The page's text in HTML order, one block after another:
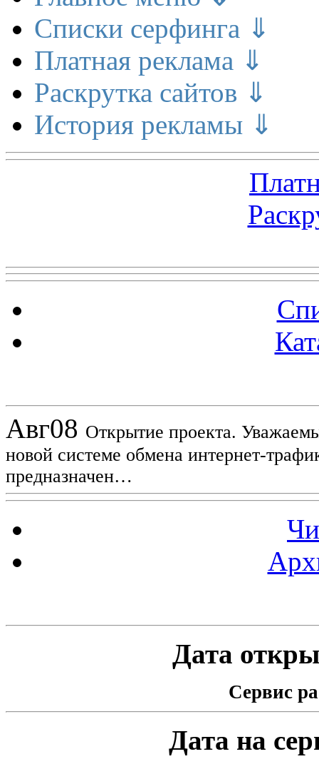
Списки серфинга ⇓
Платная реклама ⇓
Раскрутка сайтов ⇓
История рекламы ⇓
Авг08 Открытие проекта.
новой системе обмена интернет-
предназначен…
Дата
Сервис
Дата на